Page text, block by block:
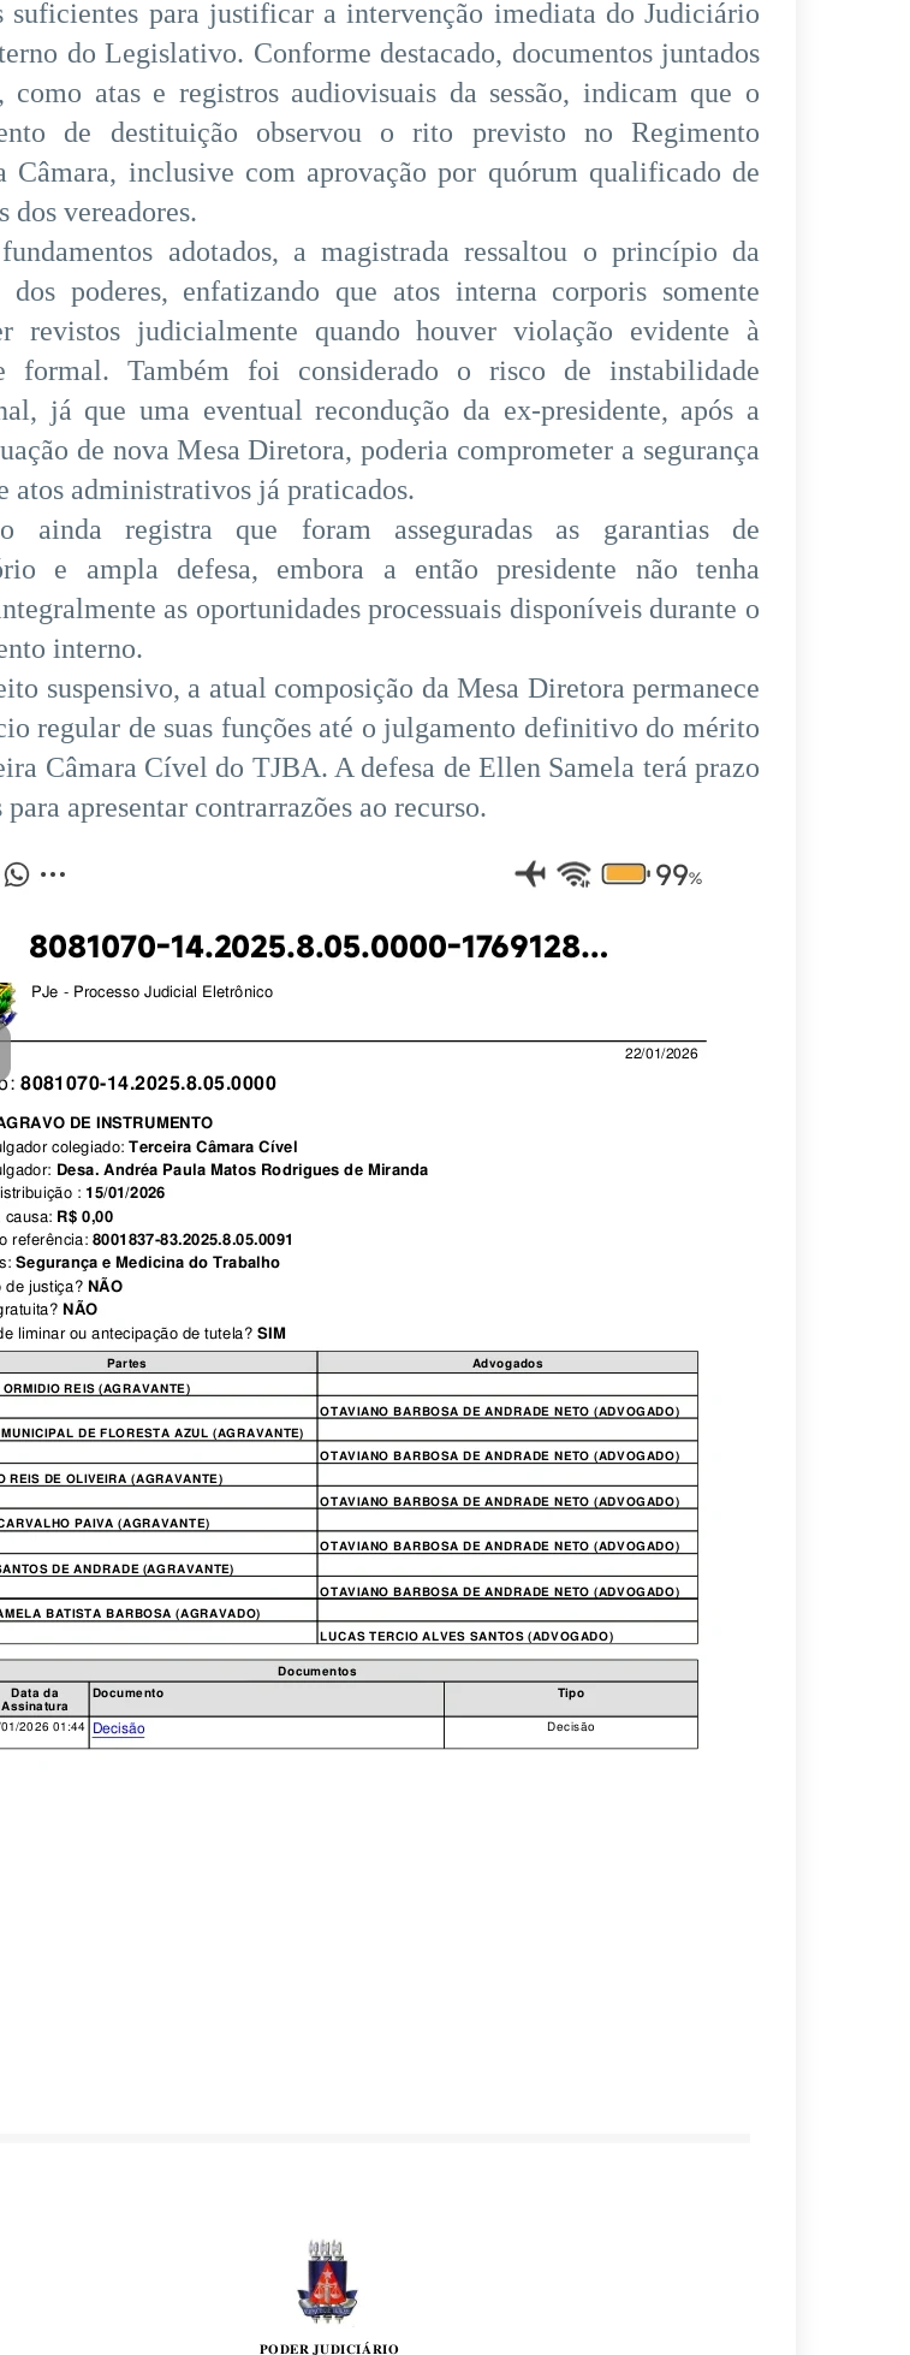
suficientes para justificar a intervenção imediata do Judiciário
do Legislativo. Conforme destacado, documentos juntados
como atas e registros audiovisuais da sessão, indicam que o
de destituição observou o rito previsto no Regimento
Câmara, inclusive com aprovação por quórum qualificado de
dos vereadores.
adotados, a magistrada ressaltou o princípio da
dos poderes, enfatizando que atos interna corporis somente
revistos judicialmente quando houver violação evidente à
formal. Também foi considerado o risco de instabilidade
já que uma eventual recondução da ex-presidente, após a
de nova Mesa Diretora, poderia comprometer a segurança
atos administrativos já praticados.
ainda registra que foram asseguradas as garantias de
e ampla defesa, embora a então presidente não tenha
as oportunidades processuais disponíveis durante o
interno.
suspensivo, a atual composição da Mesa Diretora permanece
regular de suas funções até o julgamento definitivo do mérito
Câmara Cível do TJBA. A defesa de Ellen Samela terá prazo
para apresentar contrarrazões ao recurso.